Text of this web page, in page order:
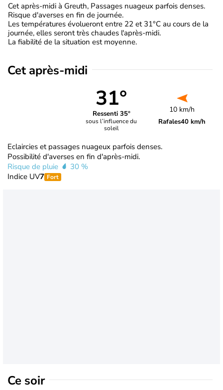
Cet après-midi à Greuth, Passages nuageux parfois denses.
Risque d'averses en fin de journée.
Les températures évolueront entre 22 et 31°C au cours de la
journée, elles seront très chaudes l'après-midi.
La fiabilité de la situation est moyenne.
Cet après-midi
31°
Ressenti 35°
sous l’influence du
soleil
10 km/h
Rafales40 km/h
Eclaircies et passages nuageux parfois denses.
Possibilité d'averses en fin d'après-midi.
Risque de pluie
30 %
Indice UV7 Fort
Ce soir